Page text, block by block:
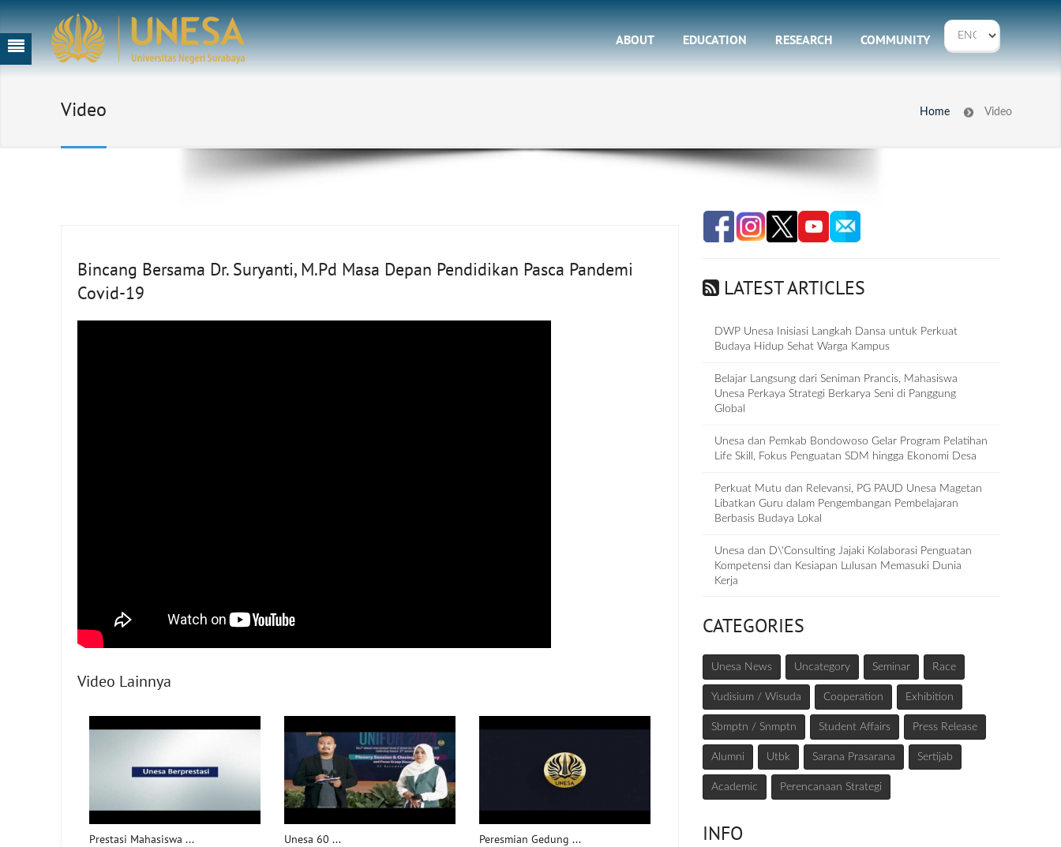
ABOUT EDUCATION RESEARCH COMMUNITY
Video Home Video
Bincang Bersama Dr. Suryanti, M.Pd Masa Depan Pendidikan Pasca Pandemi
Covid-19
Video Lainnya
Prestasi Mahasiswa ... Unesa 60 ... Peresmian Gedung ...
LATEST ARTICLES
DWP Unesa Inisiasi Langkah Dansa untuk Perkuat
Budaya Hidup Sehat Warga Kampus
Belajar Langsung dari Seniman Prancis, Mahasiswa
Unesa Perkaya Strategi Berkarya Seni di Panggung
Global
Unesa dan Pemkab Bondowoso Gelar Program Pelatihan
Life Skill, Fokus Penguatan SDM hingga Ekonomi Desa
Perkuat Mutu dan Relevansi, PG PAUD Unesa Magetan
Libatkan Guru dalam Pengembangan Pembelajaran
Berbasis Budaya Lokal
Unesa dan D\'Consulting Jajaki Kolaborasi Penguatan
Kompetensi dan Kesiapan Lulusan Memasuki Dunia
Kerja
CATEGORIES
Unesa News Uncategory Seminar Race
Yudisium / Wisuda Cooperation Exhibition
Sbmptn / Snmptn Student Affairs Press Release
Alumni Utbk Sarana Prasarana Sertijab
Academic Perencanaan Strategi
INFO